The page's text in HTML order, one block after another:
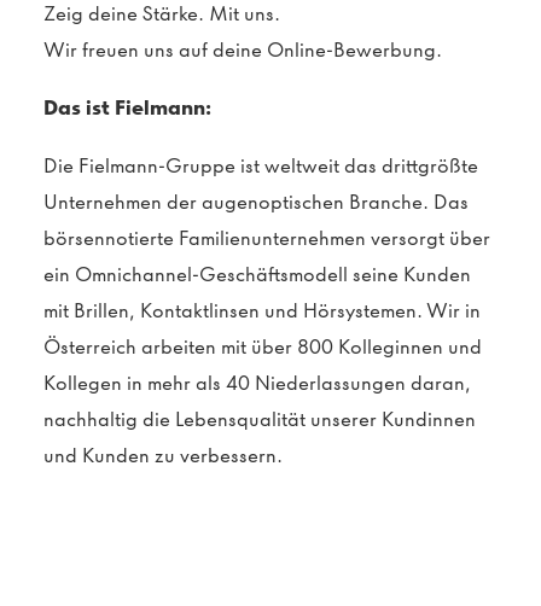
Zeig deine Stärke. Mit uns.
Wir freuen uns auf deine Online-Bewerbung.
Das ist Fielmann:
Die Fielmann-Gruppe ist weltweit das drittgrößte
Unternehmen der augenoptischen Branche. Das
börsennotierte Familienunternehmen versorgt über
ein Omnichannel-Geschäftsmodell seine Kunden
mit Brillen, Kontaktlinsen und Hörsystemen. Wir in
Österreich arbeiten mit über 800 Kolleginnen und
Kollegen in mehr als 40 Niederlassungen daran,
nachhaltig die Lebensqualität unserer Kundinnen
und Kunden zu verbessern.